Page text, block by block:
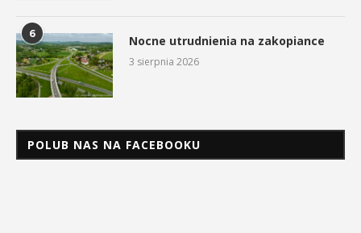
6 Nocne utrudnienia na zakopiance
3 sierpnia 2026
POLUB NAS NA FACEBOOKU